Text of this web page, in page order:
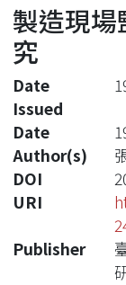
Statistics
製造現
究
Date
Issued
Date
Author(s)
DOI
URI
Publisher